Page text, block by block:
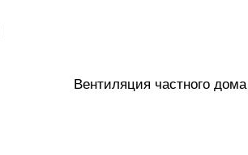
Вентиляция частного дома